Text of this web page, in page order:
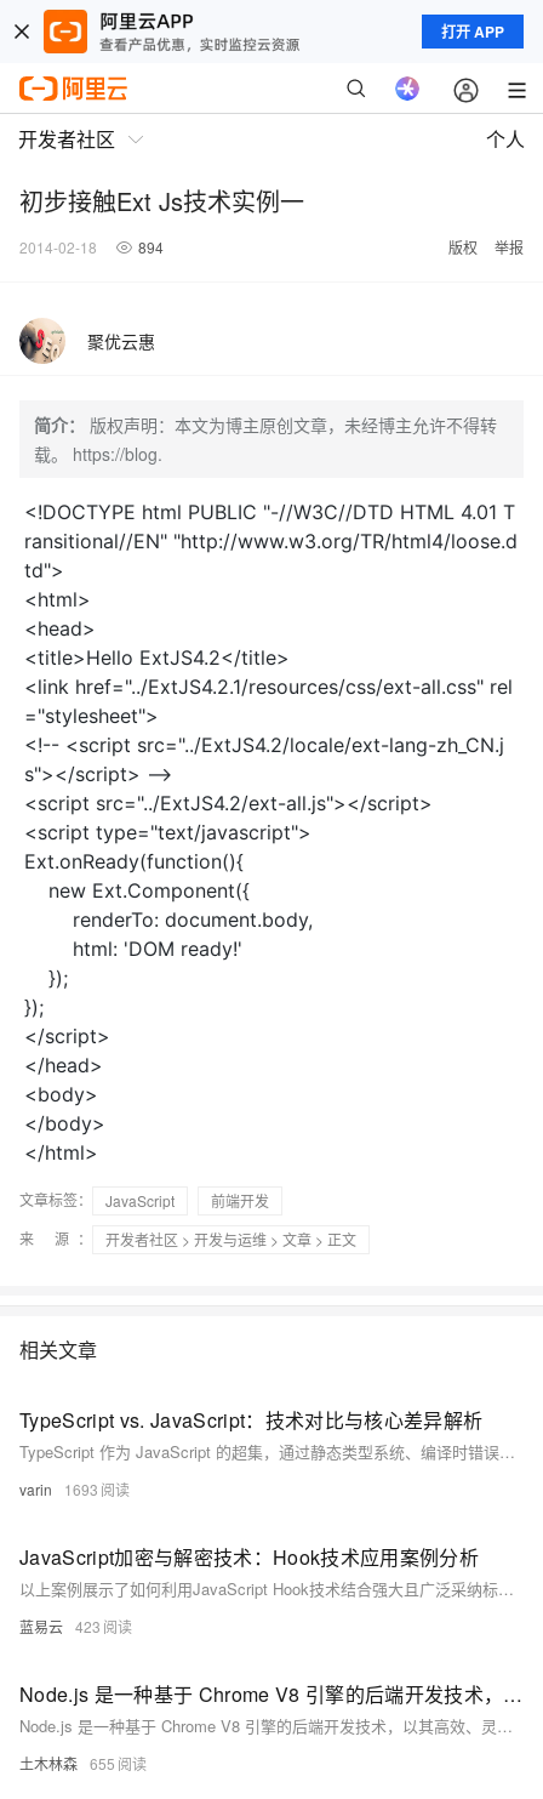
打开 APP
开发者社区 个人
初步接触Ext Js技术实例一
2014-02-18 894 版权 举报
聚优云惠
简介：
版权声明：本文为博主原创文章，未经博主允许不得转
载。 https://blog.
<!DOCTYPE html PUBLIC "-//W3C//DTD HTML 4.01 T
ransitional//EN" "http://www.w3.org/TR/html4/loose.d
td">
<html>
<head>
<title>Hello ExtJS4.2</title>
<link href="../ExtJS4.2.1/resources/css/ext-all.css" rel
="stylesheet">
<!-- <script src="../ExtJS4.2/locale/ext-lang-zh_CN.j
s"></script> -->
<script src="../ExtJS4.2/ext-all.js"></script>
<script type="text/javascript">
Ext.onReady(function(){
new Ext.Component({
renderTo: document.body,
html: 'DOM ready!'
});
});
</script>
</head>
<body>
</body>
</html>
文章标签： JavaScript
前端开发
来 源：
开发者社区 > 开发与运维 > 文章 > 正文
相关文章
TypeScript vs. JavaScript：技术对比与核心差异解析
TypeScript 作为 JavaScript 的超集，通过静态类型系统、编译时错误检测和强大的工具链支持，显著提升代码质量与可维护性，尤其适用于中大型项目和团队协作。相较之下，JavaScript 更灵活，适合快速原型开发。本文从类型系统、错误检测、工具支持等多维度对比两者差异，并提供技术选型建议，助力开发者合理选择。
varin 1693
JavaScript加密与解密技术：Hook技术应用案例分析
以上案例展示了如何利用JavaScript Hook技术结合强大且广泛采纳标准化算法（如AES），无缝地集成进Web应用程序以增强通信安全性。此种方法不仅能够确保敏感信息得到有效保护，并且由于它们操作适度透明、无需重构已存在代码基础架构而具备较高实际可行性及易操作性。
蓝易云 423
Node.js 是一种基于 Chrome V8 引擎的后端开发技术，以其高效、灵活著称。本文将介绍 Node.js 的基础概念
Node.js 是一种基于 Chrome V8 引擎的后端开发技术，以其高效、灵活著称。本文将介绍 Node.js 的基础概念，包括事件驱动、单线程模型和模块系统；探讨其安装配置、核心模块使用、实战应用如搭建 Web 服务器、文件操作及实时通信；分析项目结构与开发流程，讨论其优势与挑战，并通过案例展示 Node.js 在实际项目中的应用，旨在帮助开发者更好地掌握这一强大工具。
土木林森 655